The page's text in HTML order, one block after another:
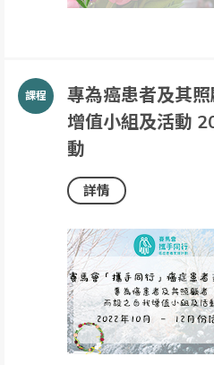
專為癌患者及其
增值小組及活動
動
詳情